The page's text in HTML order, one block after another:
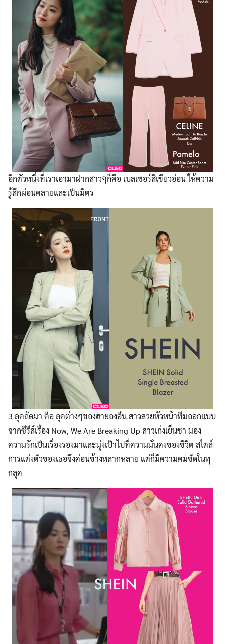
อีกตัวหนึ่งที่เราเอามาฝากสาวๆก็คือ เบลเซอร์สีเขียวอ่อน ให้ความ
รู้สึกผ่อนคลายและเป็นมิตร
3 ลุคถัดมา คือ ลุคต่างๆของฮายองอึน สาวสวยหัวหน้าทีมออกแบบ
จากซีรีส์เรื่อง Now, We Are Breaking Up สาวเก่งเย็นชา มอง
ความรักเป็นเรื่องรองมาและมุ่งเป้าไปที่ความมั่นคงของชีวิต สไตล์
การแต่งตัวของเธอจึงค่อนข้างหลากหลาย แต่ก็มีความคมชัดในทุ
กลุค